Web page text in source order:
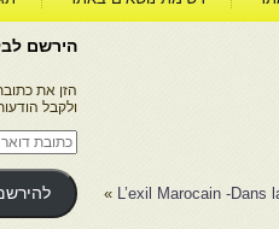
L’exil Marocain -
»
הירשם
הזן את
ולקבל
כתובת
דואר
אלקטרוני